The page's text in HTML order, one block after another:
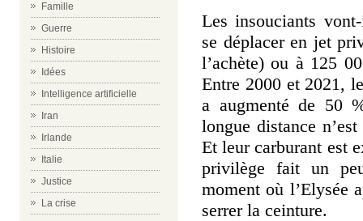
Famille
Guerre
Histoire
Idées
Intelligence artificielle
Iran
Irlande
Italie
Justice
La crise
Les insouciants
se déplacer en jet
l’achète) ou à 125
Entre 2000 et 2021,
a augmenté de 50
longue distance
Et leur carburant est
privilège fait un
moment où l’Elysée
serrer la ceinture.